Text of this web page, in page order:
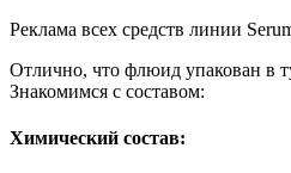
Реклама всех средств линии
Отлично, что флюид упакован в
Знакомимся с составом:
Химический состав: